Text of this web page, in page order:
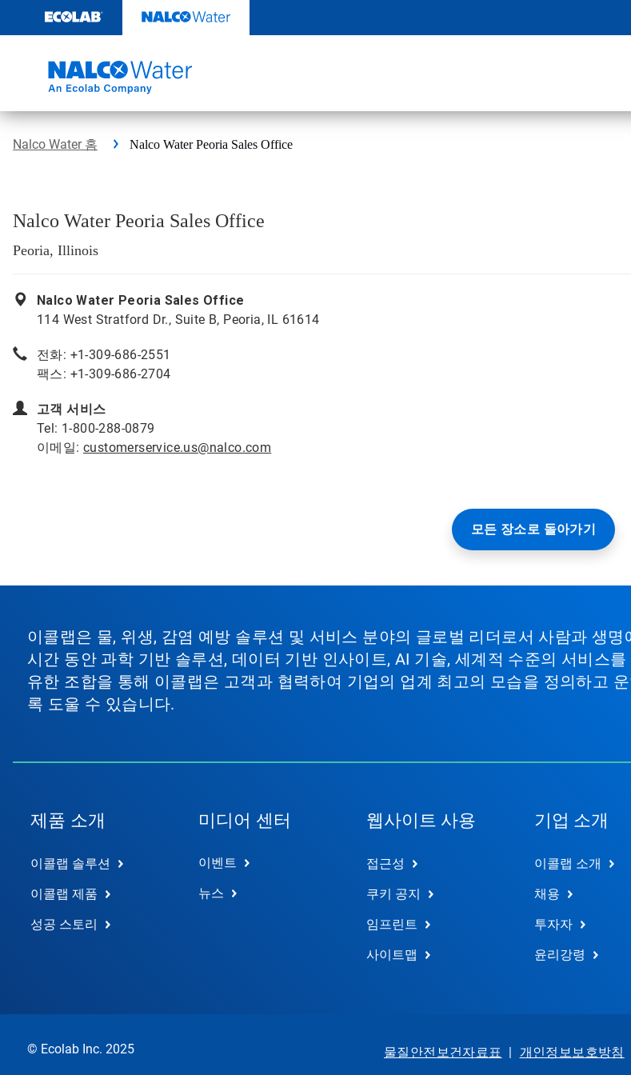
츠
기
Nalco Water 홈 Nalco Water Peoria Sales Office
Nalco Water Peoria Sales Office
Peoria, Illinois
Nalco Water Peoria Sales Office
114 West Stratford Dr., Suite B, Peoria, IL 61614
전화: +1-309-686-2551
팩스: +1-309-686-2704
고객 서비스
Tel: 1-800-288-0879
이메일: customerservice.us@nalco.com
모든 장소로 돌아가기
이콜랩은 물, 위생, 감염 예방 솔루션 및 서비스 분야의 글로벌 리더로서 사람과 생
시간 동안 과학 기반 솔루션, 데이터 기반 인사이트, AI 기술, 세계적 수준의 서비스
유한 조합을 통해 이콜랩은 고객과 협력하여 기업의 업계 최고의 모습을 정의하고
록 도울 수 있습니다.
제품 소개
이콜랩 솔루션
이콜랩 제품
성공 스토리
미디어 센터
이벤트
뉴스
웹사이트 사용
접근성
쿠키 공지
임프린트
사이트맵
기업 소개
이콜랩 소개
채용
투자자
윤리강령
© Ecolab Inc. 2025 물질안전보건자료표 | 개인정보보호방침